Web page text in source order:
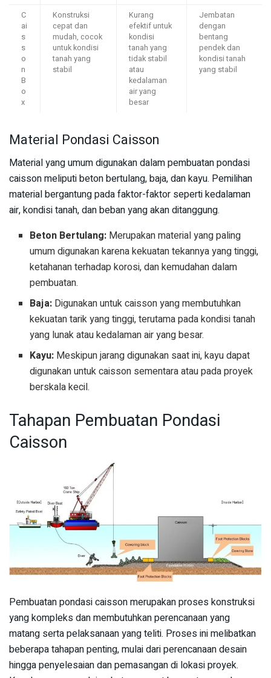
C
ai
s
s
o
n
B
o
x
Konstruksi
cepat dan
mudah, cocok
untuk kondisi
tanah yang
stabil
Kurang
efektif untuk
kondisi
tanah yang
tidak stabil
atau
kedalaman
air yang
besar
Jembatan
dengan
bentang
pendek dan
kondisi tanah
yang stabil
Material Pondasi Caisson
Material yang umum digunakan dalam pembuatan pondasi
caisson meliputi beton bertulang, baja, dan kayu. Pemilihan
material bergantung pada faktor-faktor seperti kedalaman
air, kondisi tanah, dan beban yang akan ditanggung.
Beton Bertulang: Merupakan material yang paling
umum digunakan karena kekuatan tekannya yang tinggi,
ketahanan terhadap korosi, dan kemudahan dalam
pembuatan.
Baja: Digunakan untuk caisson yang membutuhkan
kekuatan tarik yang tinggi, terutama pada kondisi tanah
yang lunak atau kedalaman air yang besar.
Kayu: Meskipun jarang digunakan saat ini, kayu dapat
digunakan untuk caisson sementara atau pada proyek
berskala kecil.
Tahapan Pembuatan Pondasi
Caisson
Pembuatan pondasi caisson merupakan proses konstruksi
yang kompleks dan membutuhkan perencanaan yang
matang serta pelaksanaan yang teliti. Proses ini melibatkan
beberapa tahapan penting, mulai dari perencanaan desain
hingga penyelesaian dan pemasangan di lokasi proyek.